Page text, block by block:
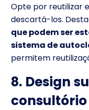
Opte por reutilizar
descartá-los.
que podem ser
sistema de
permitem
8. Design
consultório